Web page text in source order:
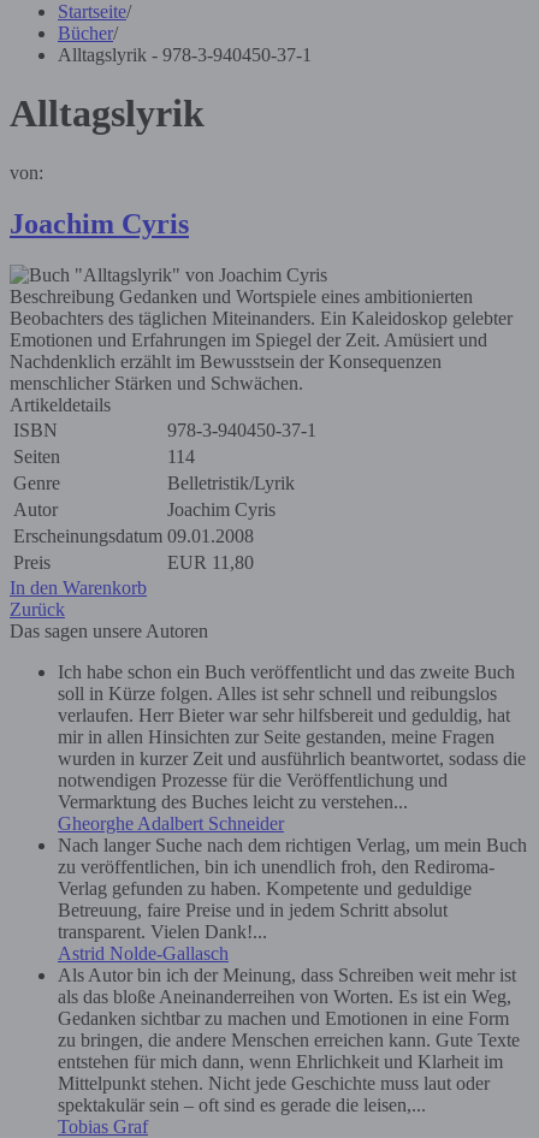
Startseite/
Bücher/
Alltagslyrik - 978-3-940450-37-1
Alltagslyrik
von:
Joachim Cyris
Beschreibung Gedanken und Wortspiele eines ambitionierten
Beobachters des täglichen Miteinanders. Ein Kaleidoskop gelebter
Emotionen und Erfahrungen im Spiegel der Zeit. Amüsiert und
Nachdenklich erzählt im Bewusstsein der Konsequenzen
menschlicher Stärken und Schwächen.
Artikeldetails
ISBN
978-3-940450-37-1
Seiten
114
Genre
Belletristik/Lyrik
Autor
Joachim Cyris
Erscheinungsdatum 09.01.2008
Preis
EUR 11,80
In den Warenkorb
Zurück
Das sagen unsere Autoren
Ich habe schon ein Buch veröffentlicht und das zweite Buch
soll in Kürze folgen. Alles ist sehr schnell und reibungslos
verlaufen. Herr Bieter war sehr hilfsbereit und geduldig, hat
mir in allen Hinsichten zur Seite gestanden, meine Fragen
wurden in kurzer Zeit und ausführlich beantwortet, sodass die
notwendigen Prozesse für die Veröffentlichung und
Vermarktung des Buches leicht zu verstehen...
Gheorghe Adalbert Schneider
Nach langer Suche nach dem richtigen Verlag, um mein Buch
zu veröffentlichen, bin ich unendlich froh, den Rediroma-
Verlag gefunden zu haben. Kompetente und geduldige
Betreuung, faire Preise und in jedem Schritt absolut
transparent. Vielen Dank!...
Astrid Nolde-Gallasch
Als Autor bin ich der Meinung, dass Schreiben weit mehr ist
als das bloße Aneinanderreihen von Worten. Es ist ein Weg,
Gedanken sichtbar zu machen und Emotionen in eine Form
zu bringen, die andere Menschen erreichen kann. Gute Texte
entstehen für mich dann, wenn Ehrlichkeit und Klarheit im
Mittelpunkt stehen. Nicht jede Geschichte muss laut oder
spektakulär sein – oft sind es gerade die leisen,...
Tobias Graf